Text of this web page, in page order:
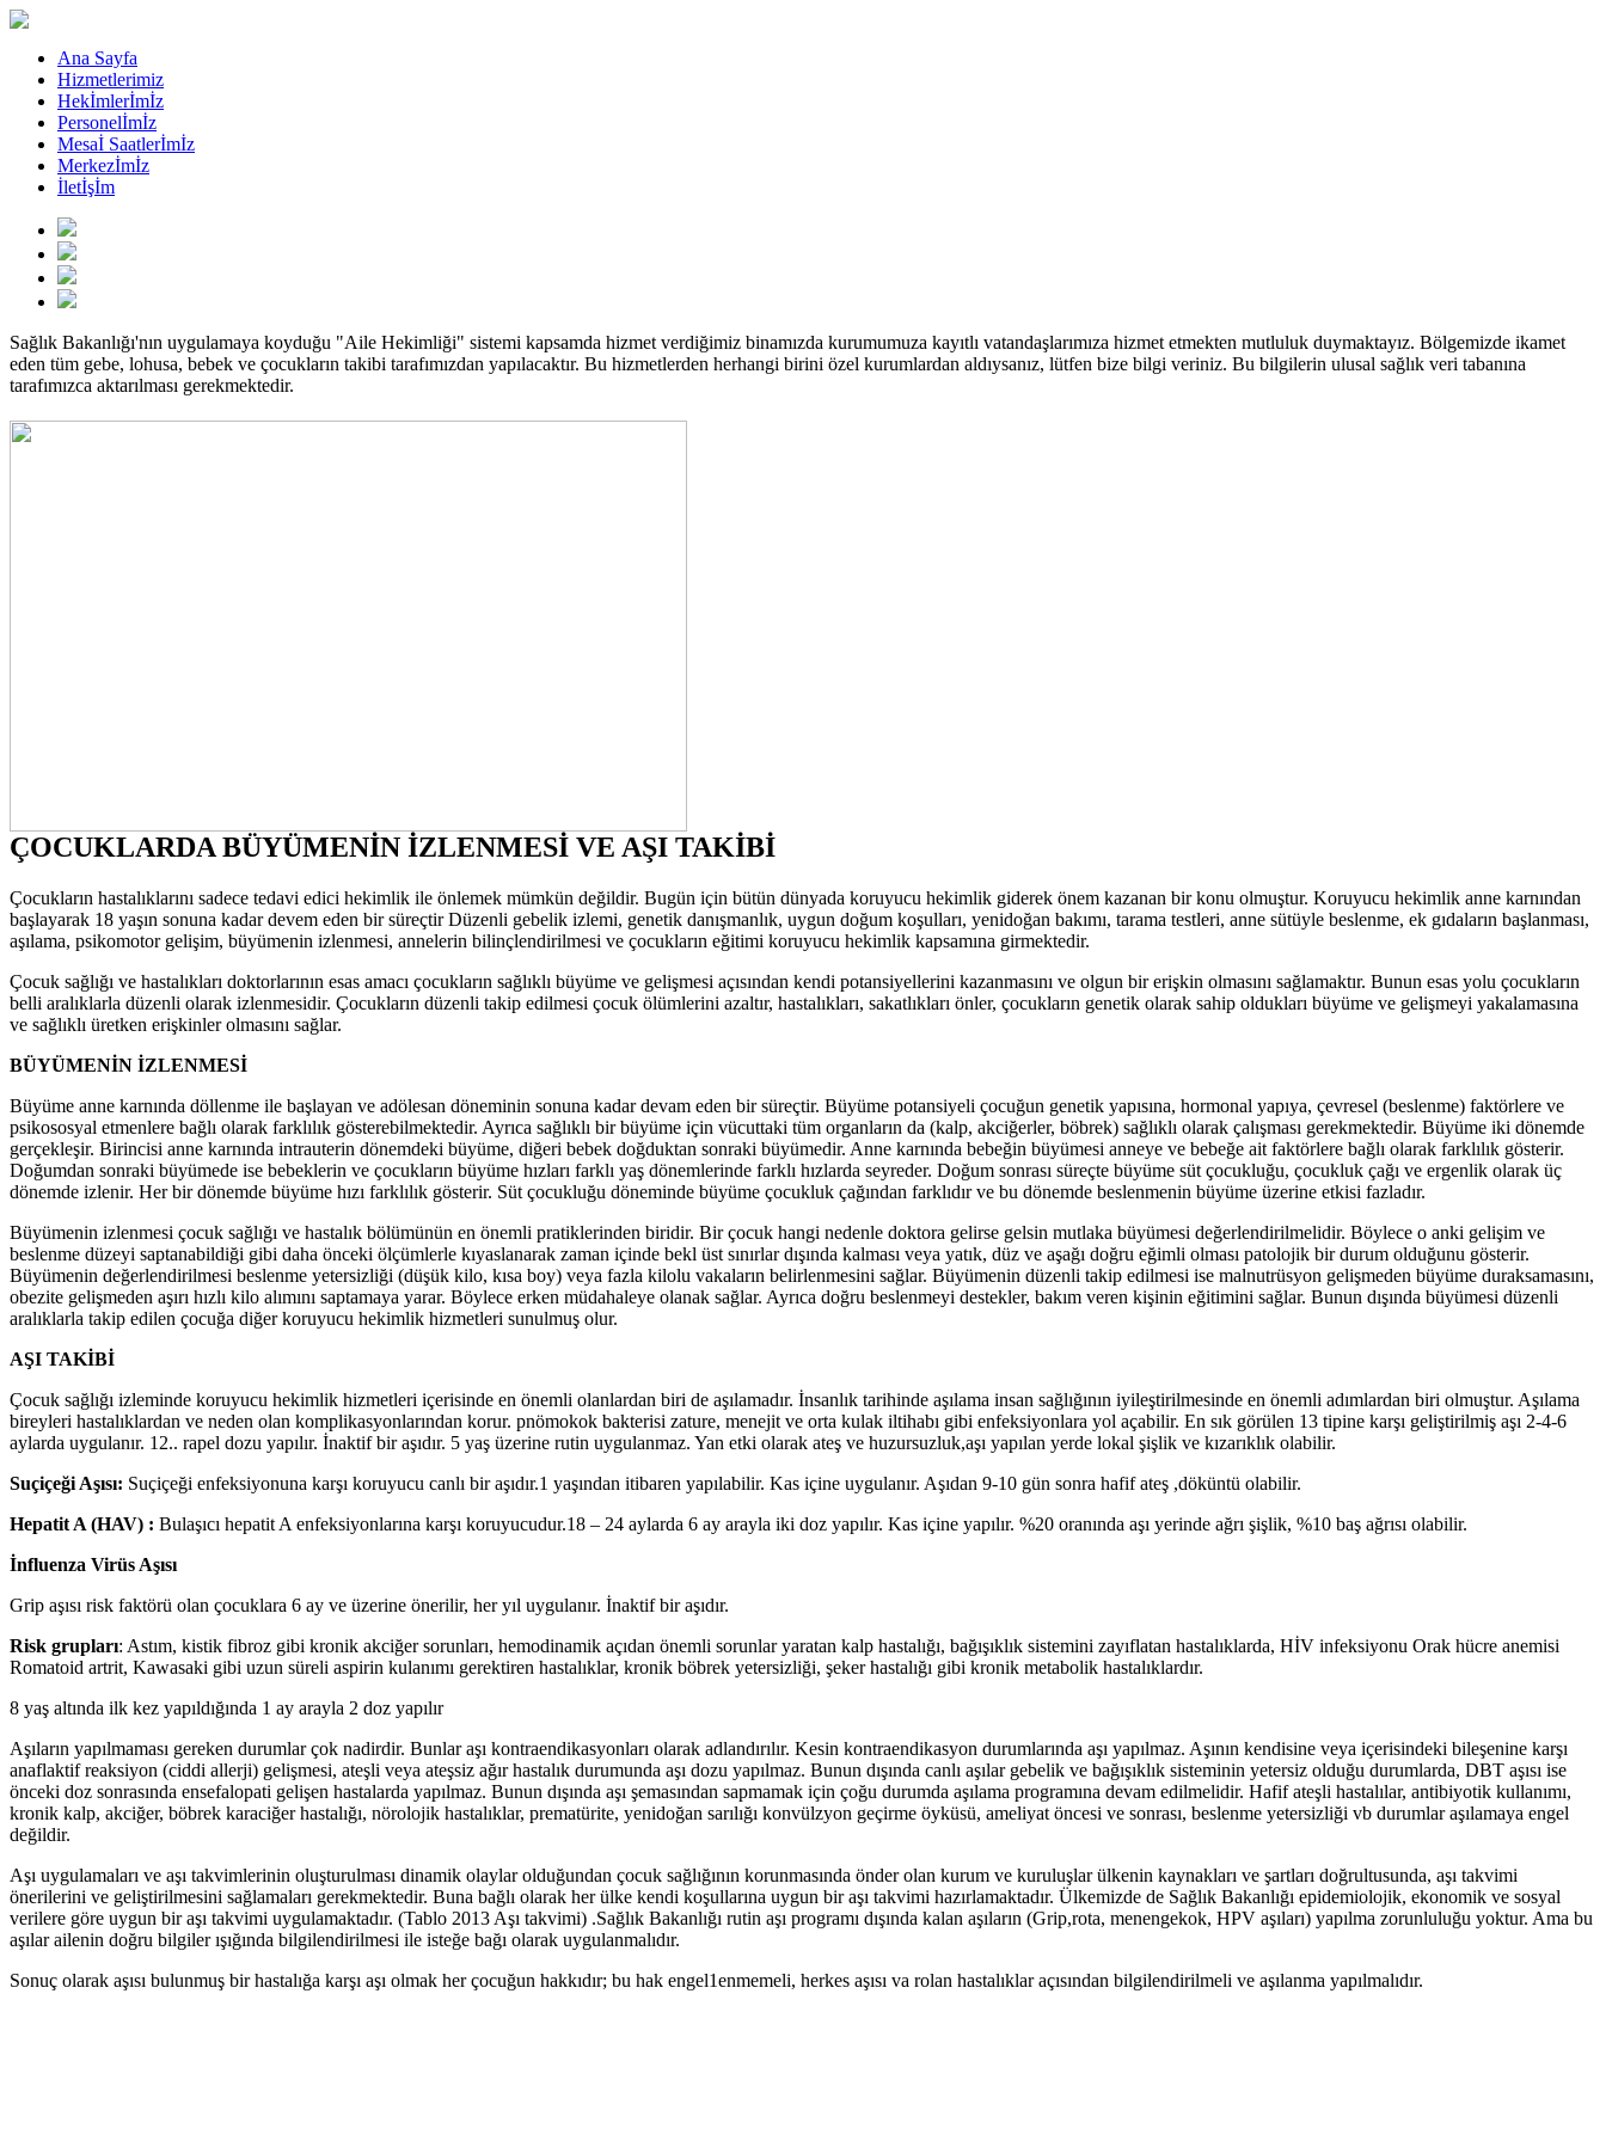
Ana Sayfa
Hizmetlerimiz
Hekİmlerİmİz
Personelİmİz
Mesaİ Saatlerİmİz
Merkezİmİz
İletİşİm
Sağlık Bakanlığı'nın uygulamaya koyduğu "Aile Hekimliği" sistemi kapsamda hizmet verdiğimiz binamızda kurumumuza kayıtlı vatandaşlarımıza hizmet etmekten mutluluk duymaktayız. Bölgemizde ikamet
eden tüm gebe, lohusa, bebek ve çocukların takibi tarafımızdan yapılacaktır. Bu hizmetlerden herhangi birini özel kurumlardan aldıysanız, lütfen bize bilgi veriniz. Bu bilgilerin ulusal sağlık veri tabanına
tarafımızca aktarılması gerekmektedir.
ÇOCUKLARDA BÜYÜMENİN İZLENMESİ VE AŞI TAKİBİ
Çocukların hastalıklarını sadece tedavi edici hekimlik ile önlemek mümkün değildir. Bugün için bütün dünyada koruyucu hekimlik giderek önem kazanan bir konu olmuştur. Koruyucu hekimlik anne karnından
başlayarak 18 yaşın sonuna kadar devem eden bir süreçtir Düzenli gebelik izlemi, genetik danışmanlık, uygun doğum koşulları, yenidoğan bakımı, tarama testleri, anne sütüyle beslenme, ek gıdaların başlanması,
aşılama, psikomotor gelişim, büyümenin izlenmesi, annelerin bilinçlendirilmesi ve çocukların eğitimi koruyucu hekimlik kapsamına girmektedir.
Çocuk sağlığı ve hastalıkları doktorlarının esas amacı çocukların sağlıklı büyüme ve gelişmesi açısından kendi potansiyellerini kazanmasını ve olgun bir erişkin olmasını sağlamaktır. Bunun esas yolu çocukların
belli aralıklarla düzenli olarak izlenmesidir. Çocukların düzenli takip edilmesi çocuk ölümlerini azaltır, hastalıkları, sakatlıkları önler, çocukların genetik olarak sahip oldukları büyüme ve gelişmeyi yakalamasına
ve sağlıklı üretken erişkinler olmasını sağlar.
BÜYÜMENİN İZLENMESİ
Büyüme anne karnında döllenme ile başlayan ve adölesan döneminin sonuna kadar devam eden bir süreçtir. Büyüme potansiyeli çocuğun genetik yapısına, hormonal yapıya, çevresel (beslenme) faktörlere ve
psikososyal etmenlere bağlı olarak farklılık gösterebilmektedir. Ayrıca sağlıklı bir büyüme için vücuttaki tüm organların da (kalp, akciğerler, böbrek) sağlıklı olarak çalışması gerekmektedir. Büyüme iki dönemde
gerçekleşir. Birincisi anne karnında intrauterin dönemdeki büyüme, diğeri bebek doğduktan sonraki büyümedir. Anne karnında bebeğin büyümesi anneye ve bebeğe ait faktörlere bağlı olarak farklılık gösterir.
Doğumdan sonraki büyümede ise bebeklerin ve çocukların büyüme hızları farklı yaş dönemlerinde farklı hızlarda seyreder. Doğum sonrası süreçte büyüme süt çocukluğu, çocukluk çağı ve ergenlik olarak üç
dönemde izlenir. Her bir dönemde büyüme hızı farklılık gösterir. Süt çocukluğu döneminde büyüme çocukluk çağından farklıdır ve bu dönemde beslenmenin büyüme üzerine etkisi fazladır.
Büyümenin izlenmesi çocuk sağlığı ve hastalık bölümünün en önemli pratiklerinden biridir. Bir çocuk hangi nedenle doktora gelirse gelsin mutlaka büyümesi değerlendirilmelidir. Böylece o anki gelişim ve
beslenme düzeyi saptanabildiği gibi daha önceki ölçümlerle kıyaslanarak zaman içinde bekl üst sınırlar dışında kalması veya yatık, düz ve aşağı doğru eğimli olması patolojik bir durum olduğunu gösterir.
Büyümenin değerlendirilmesi beslenme yetersizliği (düşük kilo, kısa boy) veya fazla kilolu vakaların belirlenmesini sağlar. Büyümenin düzenli takip edilmesi ise malnutrüsyon gelişmeden büyüme duraksamasını,
obezite gelişmeden aşırı hızlı kilo alımını saptamaya yarar. Böylece erken müdahaleye olanak sağlar. Ayrıca doğru beslenmeyi destekler, bakım veren kişinin eğitimini sağlar. Bunun dışında büyümesi düzenli
aralıklarla takip edilen çocuğa diğer koruyucu hekimlik hizmetleri sunulmuş olur.
AŞI TAKİBİ
Çocuk sağlığı izleminde koruyucu hekimlik hizmetleri içerisinde en önemli olanlardan biri de aşılamadır. İnsanlık tarihinde aşılama insan sağlığının iyileştirilmesinde en önemli adımlardan biri olmuştur. Aşılama
bireyleri hastalıklardan ve neden olan komplikasyonlarından korur. pnömokok bakterisi zature, menejit ve orta kulak iltihabı gibi enfeksiyonlara yol açabilir. En sık görülen 13 tipine karşı geliştirilmiş aşı 2-4-6
aylarda uygulanır. 12.. rapel dozu yapılır. İnaktif bir aşıdır. 5 yaş üzerine rutin uygulanmaz. Yan etki olarak ateş ve huzursuzluk,aşı yapılan yerde lokal şişlik ve kızarıklık olabilir.
Suçiçeği Aşısı: Suçiçeği enfeksiyonuna karşı koruyucu canlı bir aşıdır.1 yaşından itibaren yapılabilir. Kas içine uygulanır. Aşıdan 9-10 gün sonra hafif ateş ,döküntü olabilir.
Hepatit A (HAV) : Bulaşıcı hepatit A enfeksiyonlarına karşı koruyucudur.18 – 24 aylarda 6 ay arayla iki doz yapılır. Kas içine yapılır. %20 oranında aşı yerinde ağrı şişlik, %10 baş ağrısı olabilir.
İnfluenza Virüs Aşısı
Grip aşısı risk faktörü olan çocuklara 6 ay ve üzerine önerilir, her yıl uygulanır. İnaktif bir aşıdır.
Risk grupları: Astım, kistik fibroz gibi kronik akciğer sorunları, hemodinamik açıdan önemli sorunlar yaratan kalp hastalığı, bağışıklık sistemini zayıflatan hastalıklarda, HİV infeksiyonu Orak hücre anemisi
Romatoid artrit, Kawasaki gibi uzun süreli aspirin kulanımı gerektiren hastalıklar, kronik böbrek yetersizliği, şeker hastalığı gibi kronik metabolik hastalıklardır.
8 yaş altında ilk kez yapıldığında 1 ay arayla 2 doz yapılır
Aşıların yapılmaması gereken durumlar çok nadirdir. Bunlar aşı kontraendikasyonları olarak adlandırılır. Kesin kontraendikasyon durumlarında aşı yapılmaz. Aşının kendisine veya içerisindeki bileşenine karşı
anaflaktif reaksiyon (ciddi allerji) gelişmesi, ateşli veya ateşsiz ağır hastalık durumunda aşı dozu yapılmaz. Bunun dışında canlı aşılar gebelik ve bağışıklık sisteminin yetersiz olduğu durumlarda, DBT aşısı ise
önceki doz sonrasında ensefalopati gelişen hastalarda yapılmaz. Bunun dışında aşı şemasından sapmamak için çoğu durumda aşılama programına devam edilmelidir. Hafif ateşli hastalılar, antibiyotik kullanımı,
kronik kalp, akciğer, böbrek karaciğer hastalığı, nörolojik hastalıklar, prematürite, yenidoğan sarılığı konvülzyon geçirme öyküsü, ameliyat öncesi ve sonrası, beslenme yetersizliği vb durumlar aşılamaya engel
değildir.
Aşı uygulamaları ve aşı takvimlerinin oluşturulması dinamik olaylar olduğundan çocuk sağlığının korunmasında önder olan kurum ve kuruluşlar ülkenin kaynakları ve şartları doğrultusunda, aşı takvimi
önerilerini ve geliştirilmesini sağlamaları gerekmektedir. Buna bağlı olarak her ülke kendi koşullarına uygun bir aşı takvimi hazırlamaktadır. Ülkemizde de Sağlık Bakanlığı epidemiolojik, ekonomik ve sosyal
verilere göre uygun bir aşı takvimi uygulamaktadır. (Tablo 2013 Aşı takvimi) .Sağlık Bakanlığı rutin aşı programı dışında kalan aşıların (Grip,rota, menengekok, HPV aşıları) yapılma zorunluluğu yoktur. Ama bu
aşılar ailenin doğru bilgiler ışığında bilgilendirilmesi ile isteğe bağı olarak uygulanmalıdır.
Sonuç olarak aşısı bulunmuş bir hastalığa karşı aşı olmak her çocuğun hakkıdır; bu hak engel1enmemeli, herkes aşısı va rolan hastalıklar açısından bilgilendirilmeli ve aşılanma yapılmalıdır.